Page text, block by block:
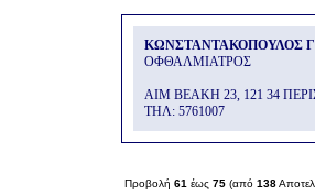
ΚΩΝΣΤΑΝΤΑΚΟΠΟΥΛΟΣ
ΟΦΘΑΛΜΙΑΤΡΟΣ
ΑΙΜ ΒΕΑΚΗ 23, 121 34
THΛ: 5761007
Προβολή 61 έως 75 (από 138